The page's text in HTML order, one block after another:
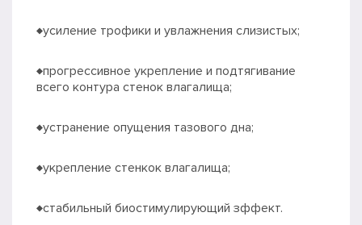
♦усиление трофики и увлажнения слизистых;
♦прогрессивное укрепление и подтягивание
всего контура стенок влагалища;
♦устранение опущения тазового дна;
♦укрепление стенкок влагалища;
♦стабильный биостимулирующий зффект.